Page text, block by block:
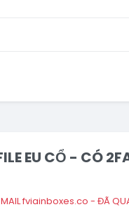
EU CỔ - CÓ
MAIL fviainboxes.co -